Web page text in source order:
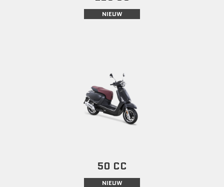
NIEUW
50 CC
NIEUW